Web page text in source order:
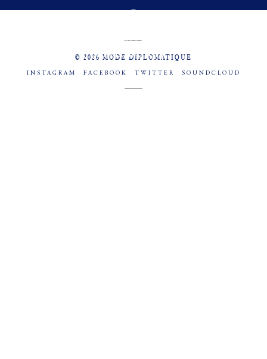
© 2026 MODE DIPLOMATIQUE
INSTAGRAM FACEBOOK TWITTER SOUNDCLOUD